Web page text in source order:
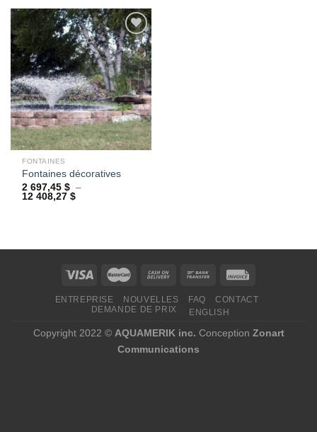
Ajouter
à la
wishlist
FONTAINES
Fontaines décoratives
2 697,45$ –
12 408,27$Plage
12
ENTREPRISE NOUVELLES FAQ
CONTACT
DEMANDE DE PRIX
ENGLISH
Copyright 2022 © AQUAMERIK inc. Conception Zonart
Communications